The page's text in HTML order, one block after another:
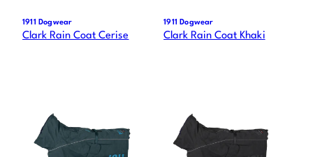
1911 Dogwear
Clark Rain Coat Cerise
1911 Dogwear
Clark Rain Coat Khaki